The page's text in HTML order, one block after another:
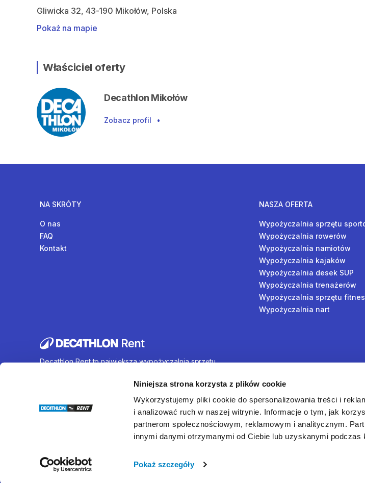
Niniejsza strona korzysta z plików cookie
Wykorzystujemy pliki cookie do spersonalizowania treści i
i analizować ruch w naszej witrynie. Informacje o tym, jak
partnerom społecznościowym, reklamowym i analitycznym.
innymi danymi otrzymanymi od Ciebie lub uzyskanymi podczas
Pokaż szczegóły
Gliwicka 32, 43-190 Mikołów, Polska
Pokaż na mapie
Właściciel oferty
Decathlon Mikołów
Zobacz profil •
NA SKRÓTY
O nas
FAQ
Kontakt
NASZA OFERTA
Wypożyczalnia sprzętu
Wypożyczalnia rowerów
Wypożyczalnia namiotów
Wypożyczalnia kajaków
Wypożyczalnia desek SUP
Wypożyczalnia trenażerów
Wypożyczalnia sprzętu
Wypożyczalnia nart
Decathlon Rent to największa wypożyczalnia sprzętu
wynajem rowerów, sprzętu turystycznego, sprzętu do